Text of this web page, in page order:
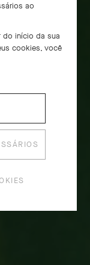
ao
do início da sua
cookies, você